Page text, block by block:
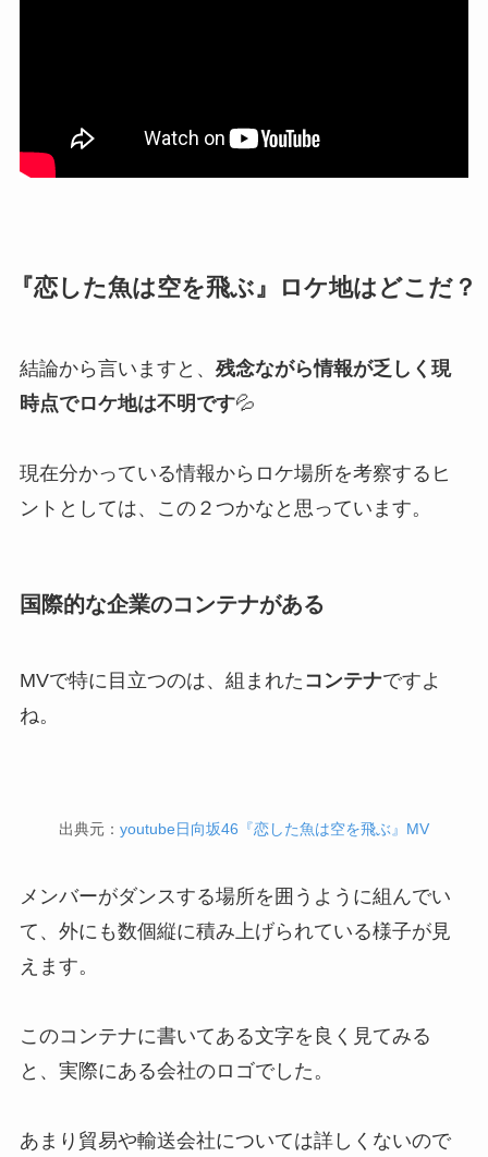
『恋した魚は空を飛ぶ』ロケ地はどこだ？
結論から言いますと、 残念ながら情報が乏しく現
時点でロケ地は不明です💦
現在分かっている情報からロケ場所を考察するヒ
ントとしては、この２つかなと思っています。
国際的な企業のコンテナがある
MVで特に目立つのは、組まれた コンテナですよ
ね。
出典元： youtube日向坂46『恋した魚は空を飛ぶ』MV
メンバーがダンスする場所を囲うように組んでい
て、外にも数個縦に積み上げられている様子が見
えます。
このコンテナに書いてある文字を良く見てみる
と、実際にある会社のロゴでした。
あまり貿易や輸送会社については詳しくないので